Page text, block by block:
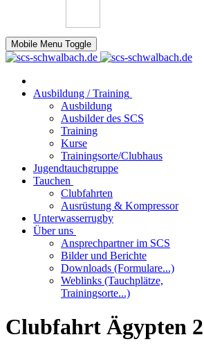
Mobile Menu Toggle
Ausbildung / Training
Ausbildung
Ausbilder des SCS
Training
Kurse
Trainingsorte/Clubhaus
Jugendtauchgruppe
Tauchen
Clubfahrten
Ausrüstung & Kompressor
Unterwasserrugby
Über uns
Ansprechpartner im SCS
Bilder und Berichte
Downloads (Formulare...)
Weblinks (Tauchplätze,
Trainingsorte...)
Clubfahrt Ägypten